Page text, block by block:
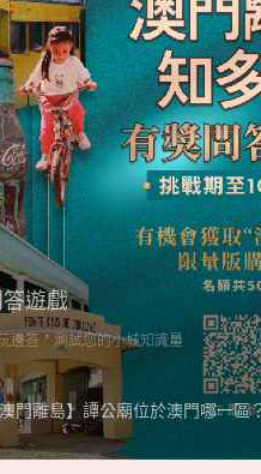
遊戲
邊答，測試您的小城知識量
門離島】譚公廟位於澳門哪一區